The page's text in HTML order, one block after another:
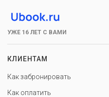
УЖЕ 16 ЛЕТ С ВАМИ
КЛИЕНТАМ
Как забронировать
Как оплатить